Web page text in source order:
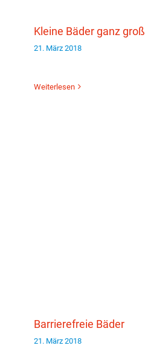
Kleine Bäder ganz groß
21. März 2018
Weiterlesen
Barrierefreie Bäder
21. März 2018